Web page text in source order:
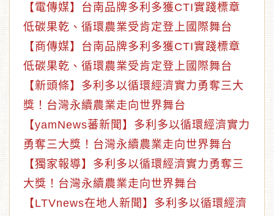
【電傳媒】台南品牌多利多獲CTI實踐標章
低碳果乾、循環農業受肯定登上國際舞台
【商傳媒】台南品牌多利多獲CTI實踐標章
低碳果乾、循環農業受肯定登上國際舞台
【新頭條】多利多以循環經濟實力勇奪三大
獎！台灣永續農業走向世界舞台
【yamNews蕃新聞】多利多以循環經濟實力
勇奪三大獎！台灣永續農業走向世界舞台
【獨家報導】多利多以循環經濟實力勇奪三
大獎！台灣永續農業走向世界舞台
【LTVnews在地人新聞】多利多以循環經濟